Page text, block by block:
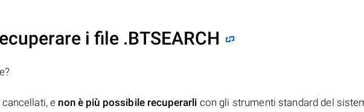
i file .BTSEARCH
e non è più possibile recuperarli con gli strumenti standard del